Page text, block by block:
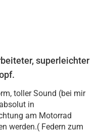
superleichter
toller Sound (bei mir
in
am Motorrad
werden.( Federn zum